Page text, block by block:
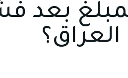
بعد
العراق؟